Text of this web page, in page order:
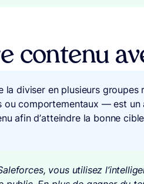
contenu
la diviser en plusieurs groupes
ou comportementaux — est un
afin d’atteindre la bonne
vous utilisez